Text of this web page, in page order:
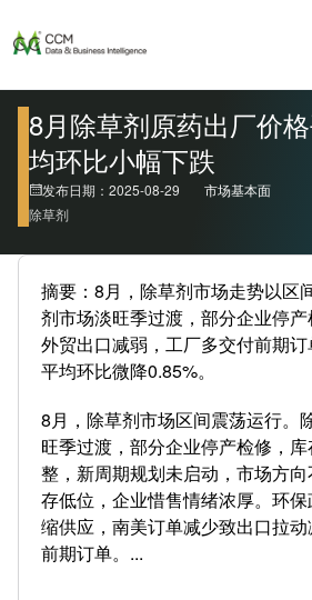
8月除草剂原药出厂价
均环比小幅下跌
发布日期：2025-08-29
市场基本面
除草剂
摘要：8月，除草剂市场走势以区
剂市场淡旺季过渡，部分企业停产
外贸出口减弱，工厂多交付前期
平均环比微降0.85%。
8月，除草剂市场区间震荡运行。
旺季过渡，部分企业停产检修，
整，新周期规划未启动，市场方
存低位，企业惜售情绪浓厚。环
缩供应，南美订单减少致出口拉
前期订单。...